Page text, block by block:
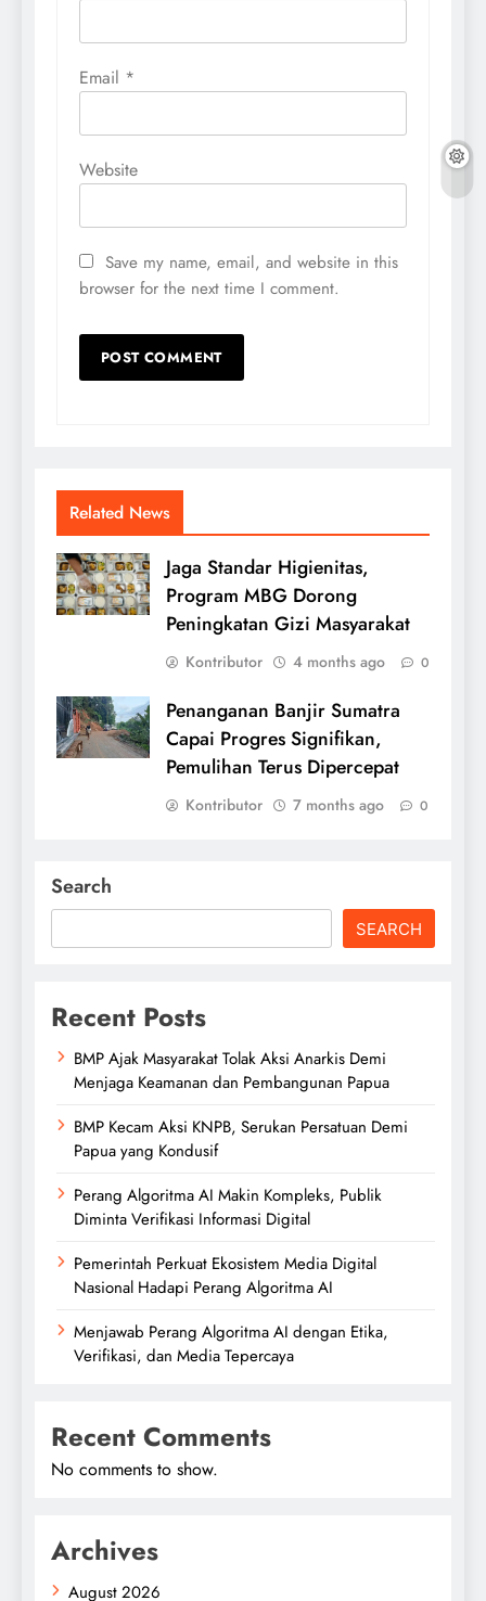
Email *
Website
Save my name, email, and website in this
browser for the next time I comment.
Related News
Jaga Standar Higienitas,
Program MBG Dorong
Peningkatan Gizi Masyarakat
Kontributor 4 months ago 0
Penanganan Banjir Sumatra
Capai Progres Signifikan,
Pemulihan Terus Dipercepat
Kontributor 7 months ago 0
Search
SEARCH
Recent Posts
BMP Ajak Masyarakat Tolak Aksi Anarkis Demi
Menjaga Keamanan dan Pembangunan Papua
BMP Kecam Aksi KNPB, Serukan Persatuan Demi
Papua yang Kondusif
Perang Algoritma AI Makin Kompleks, Publik
Diminta Verifikasi Informasi Digital
Pemerintah Perkuat Ekosistem Media Digital
Nasional Hadapi Perang Algoritma AI
Menjawab Perang Algoritma AI dengan Etika,
Verifikasi, dan Media Tepercaya
Recent Comments
No comments to show.
Archives
August 2026